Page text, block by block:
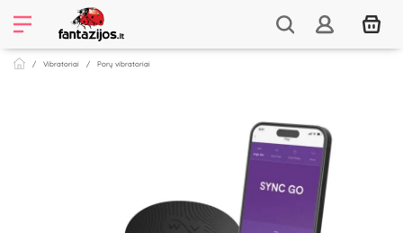
Vibratoriai Porų vibratoriai